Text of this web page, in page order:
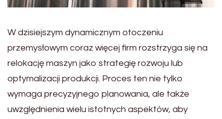
W dzisiejszym dynamicznym otoczeniu
przemysłowym coraz więcej firm rozstrzyga się na
relokację maszyn jako strategię rozwoju lub
optymalizacji produkcji. Proces ten nie tylko
wymaga precyzyjnego planowania, ale także
uwzględnienia wielu istotnych aspektów, aby